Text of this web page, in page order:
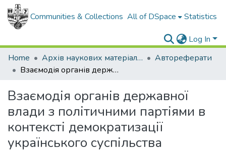
Communities & Collections All of DSpace Statistics
Log In
Home
Архів наукових матеріалів
Автореферати
Взаємодія органів державної влади з політичними партіями в контексті демократизації українського суспільства
Взаємодія органів державної
влади з політичними партіями в
контексті демократизації
українського суспільства